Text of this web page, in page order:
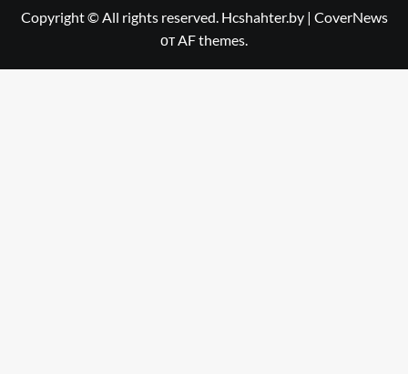
Copyright © All rights reserved. Hcshahter.by | CoverNews
от AF themes.